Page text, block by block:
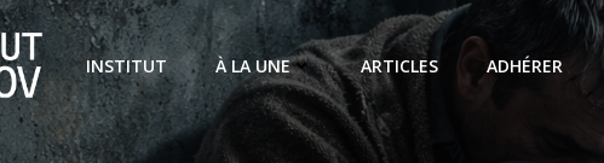
INSTITUT À LA UNE ARTICLES ADHÉRER